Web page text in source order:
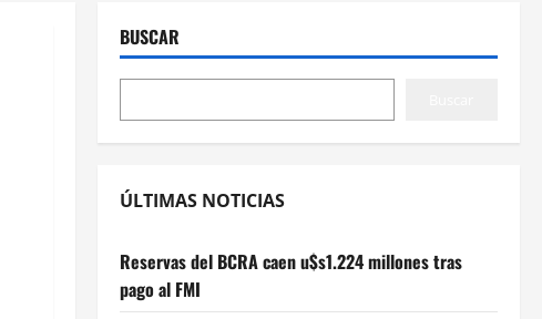
BUSCAR
ÚLTIMAS NOTICIAS
Reservas del BCRA caen u$s1.224 millones tras
pago al FMI